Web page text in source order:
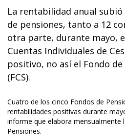
La rentabilidad anual
de pensiones, tanto a 12
otra parte, durante mayo,
Cuentas Individuales de
positivo, no así el Fondo
(FCS).
Cuatro de los cinco Fondos de
rentabilidades positivas durante
informe que elabora mensualmente
Pensiones.